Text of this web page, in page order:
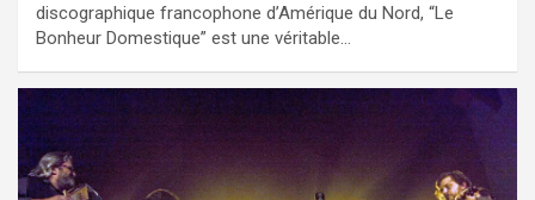
discographique francophone d’Amérique du Nord, “Le
Bonheur Domestique” est une véritable…